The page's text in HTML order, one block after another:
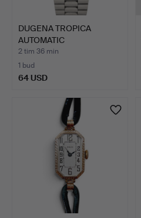
DUGENA TROPICA
AUTOMATIC
ARMBANDSUR MED DA…
2 tim 36 min
1 bud
64 USD